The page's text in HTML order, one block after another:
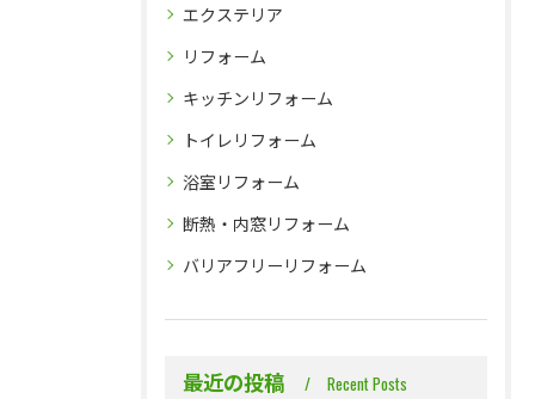
エクステリア
リフォーム
キッチンリフォーム
トイレリフォーム
浴室リフォーム
断熱・内窓リフォーム
バリアフリーリフォーム
最近の投稿 Recent Posts